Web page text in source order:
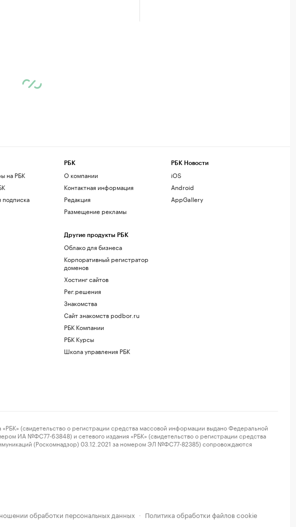
на РБК
подписка
РБК
О компании
Контактная информация
Редакция
Размещение рекламы
Другие продукты РБК
Облако для бизнеса
Корпоративный регистратор
доменов
Хостинг сайтов
Рег.решения
Знакомства
Сайт знакомств podbor.ru
РБК Компании
РБК Курсы
Школа управления РБК
РБК Новости
iOS
Android
AppGallery
(свидетельство о регистрации средства массовой информации выдано Федеральной
ИА №ФС77-63848) и сетевого издания «РБК» (свидетельство о регистрации средства
(Роскомнадзор) 03.12.2021 за номером ЭЛ №ФС77-82385) сопровождаются
обработки персональных данных · Политика обработки файлов cookie